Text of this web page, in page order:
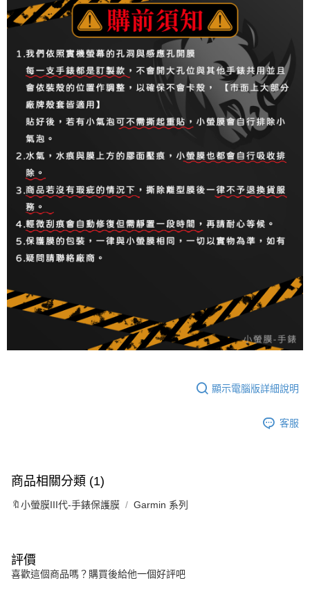
顯示電腦版詳細說明
客服
商品相關分類 (1)
🔖小螢膜III代-手錶保護膜 Garmin 系列
評價
喜歡這個商品嗎？購買後給他一個好評吧